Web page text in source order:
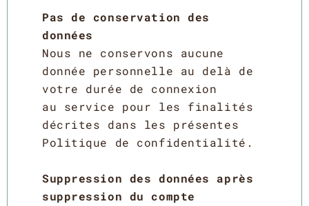
Pas de conservation des
données
Nous ne conservons aucune
donnée personnelle au delà de
votre durée de connexion
au service pour les finalités
décrites dans les présentes
Politique de confidentialité.
Suppression des données après
suppression du compte